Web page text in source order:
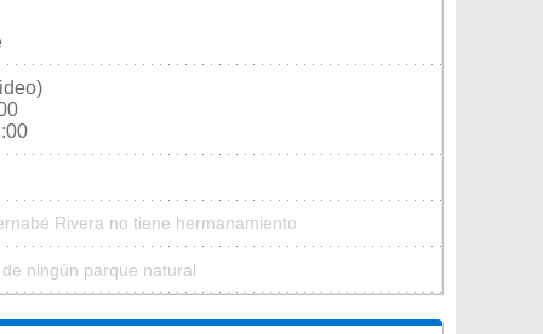
Rivera no tiene hermanamiento
ningún parque natural